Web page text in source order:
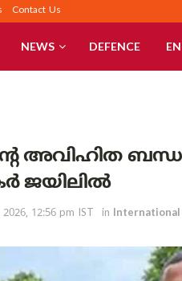
Contact Us
NEWS DEFENCE
അവിഹിത
ജയിലിൽ
12:56 pm IST in International